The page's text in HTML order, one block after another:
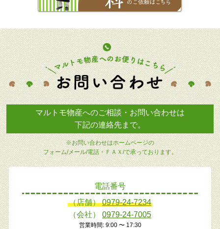
マルトモ物産へのご相談・お問い合わせは
下記の連絡先まで。
※お問い合わせはホームページの
フォーム/メール/電話・ＦＡＸ/で承っております。
電話番号
（店舗）0979-24-7234
（会社） 0979-24-7005
営業時間: 9:00 〜 17:30